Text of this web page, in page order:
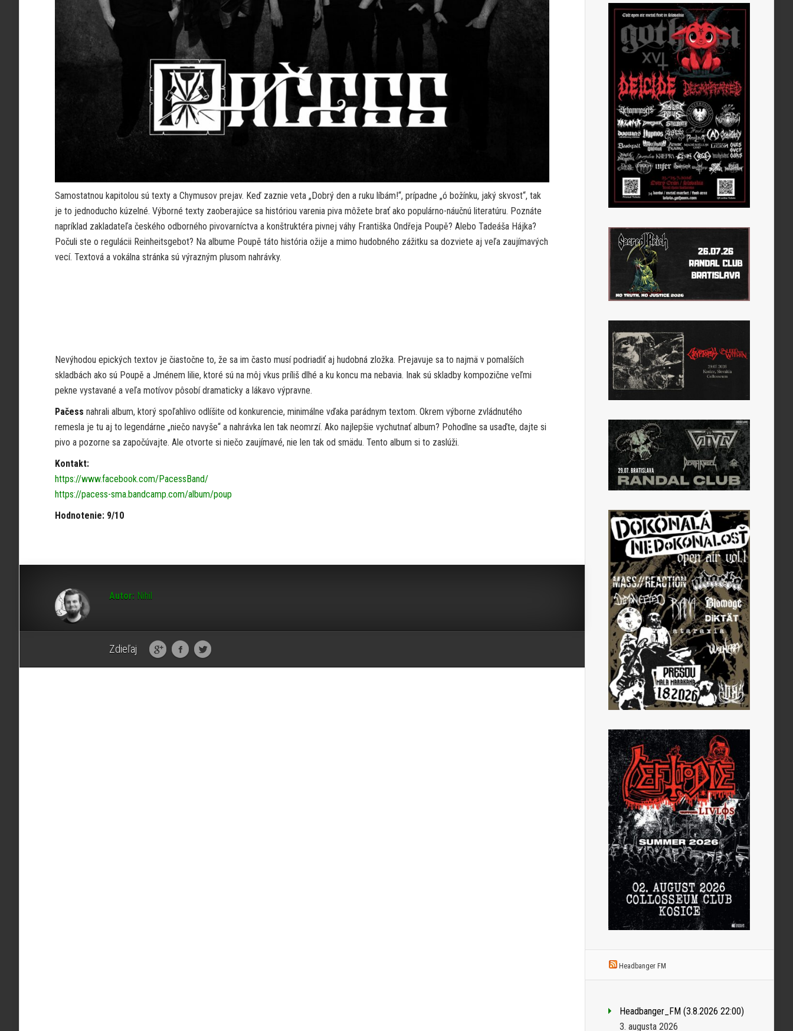
Samostatnou kapitolou sú texty a Chymusov prejav. Keď zaznie veta „Dobrý den a ruku líbám!“, prípadne „ó božínku, jaký skvost“, tak
je to jednoducho kúzelné. Výborné texty zaoberajúce sa históriou varenia piva môžete brať ako populárno-náučnú literatúru. Poznáte
napríklad zakladateľa českého odborného pivovarníctva a konštruktéra pivnej váhy Františka Ondřeja Poupě? Alebo Tadeáša Hájka?
Počuli ste o regulácii Reinheitsgebot? Na albume Poupě táto história ožije a mimo hudobného zážitku sa dozviete aj veľa zaujímavých
vecí. Textová a vokálna stránka sú výrazným plusom nahrávky.
Nevýhodou epických textov je čiastočne to, že sa im často musí podriadiť aj hudobná zložka. Prejavuje sa to najmä v pomalších
skladbách ako sú Poupě a Jménem lilie, ktoré sú na môj vkus príliš dlhé a ku koncu ma nebavia. Inak sú skladby kompozične veľmi
pekne vystavané a veľa motívov pôsobí dramaticky a lákavo výpravne.
Pačess nahrali album, ktorý spoľahlivo odlíšite od konkurencie, minimálne vďaka parádnym textom. Okrem výborne zvládnutého
remesla je tu aj to legendárne „niečo navyše“ a nahrávka len tak neomrzí. Ako najlepšie vychutnať album? Pohodlne sa usaďte, dajte si
pivo a pozorne sa započúvajte. Ale otvorte si niečo zaujímavé, nie len tak od smädu. Tento album si to zaslúži.
Kontakt:
https://www.facebook.com/PacessBand/
https://pacess-sma.bandcamp.com/album/poup
Hodnotenie: 9/10
Autor: Nihil
Zdieľaj
Headbanger FM
Headbanger_FM (3.8.2026 22:00)
3. augusta 2026